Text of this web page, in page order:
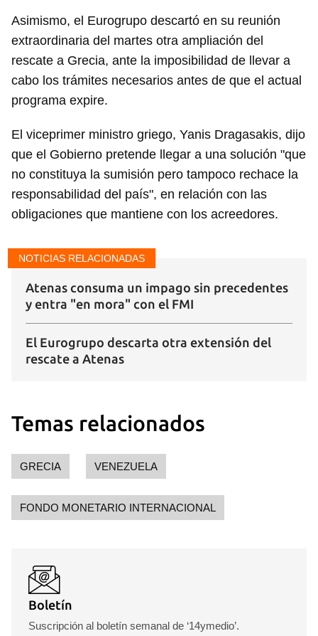
Asimismo, el Eurogrupo descartó en su reunión
extraordinaria del martes otra ampliación del
rescate a Grecia, ante la imposibilidad de llevar a
cabo los trámites necesarios antes de que el actual
programa expire.
El viceprimer ministro griego, Yanis Dragasakis, dijo
que el Gobierno pretende llegar a una solución "que
no constituya la sumisión pero tampoco rechace la
responsabilidad del país", en relación con las
obligaciones que mantiene con los acreedores.
NOTICIAS RELACIONADAS
Atenas consuma un impago sin precedentes
y entra "en mora" con el FMI
El Eurogrupo descarta otra extensión del
rescate a Atenas
Temas relacionados
GRECIA VENEZUELA
FONDO MONETARIO INTERNACIONAL
Boletín
Suscripción al boletín semanal de ‘14ymedio’.